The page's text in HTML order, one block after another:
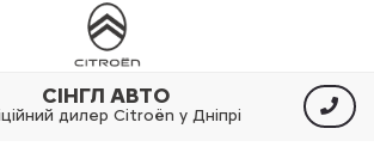
СІНГЛ АВТО
дилер Citroën у Дніпрі